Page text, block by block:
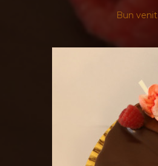
Bun venit